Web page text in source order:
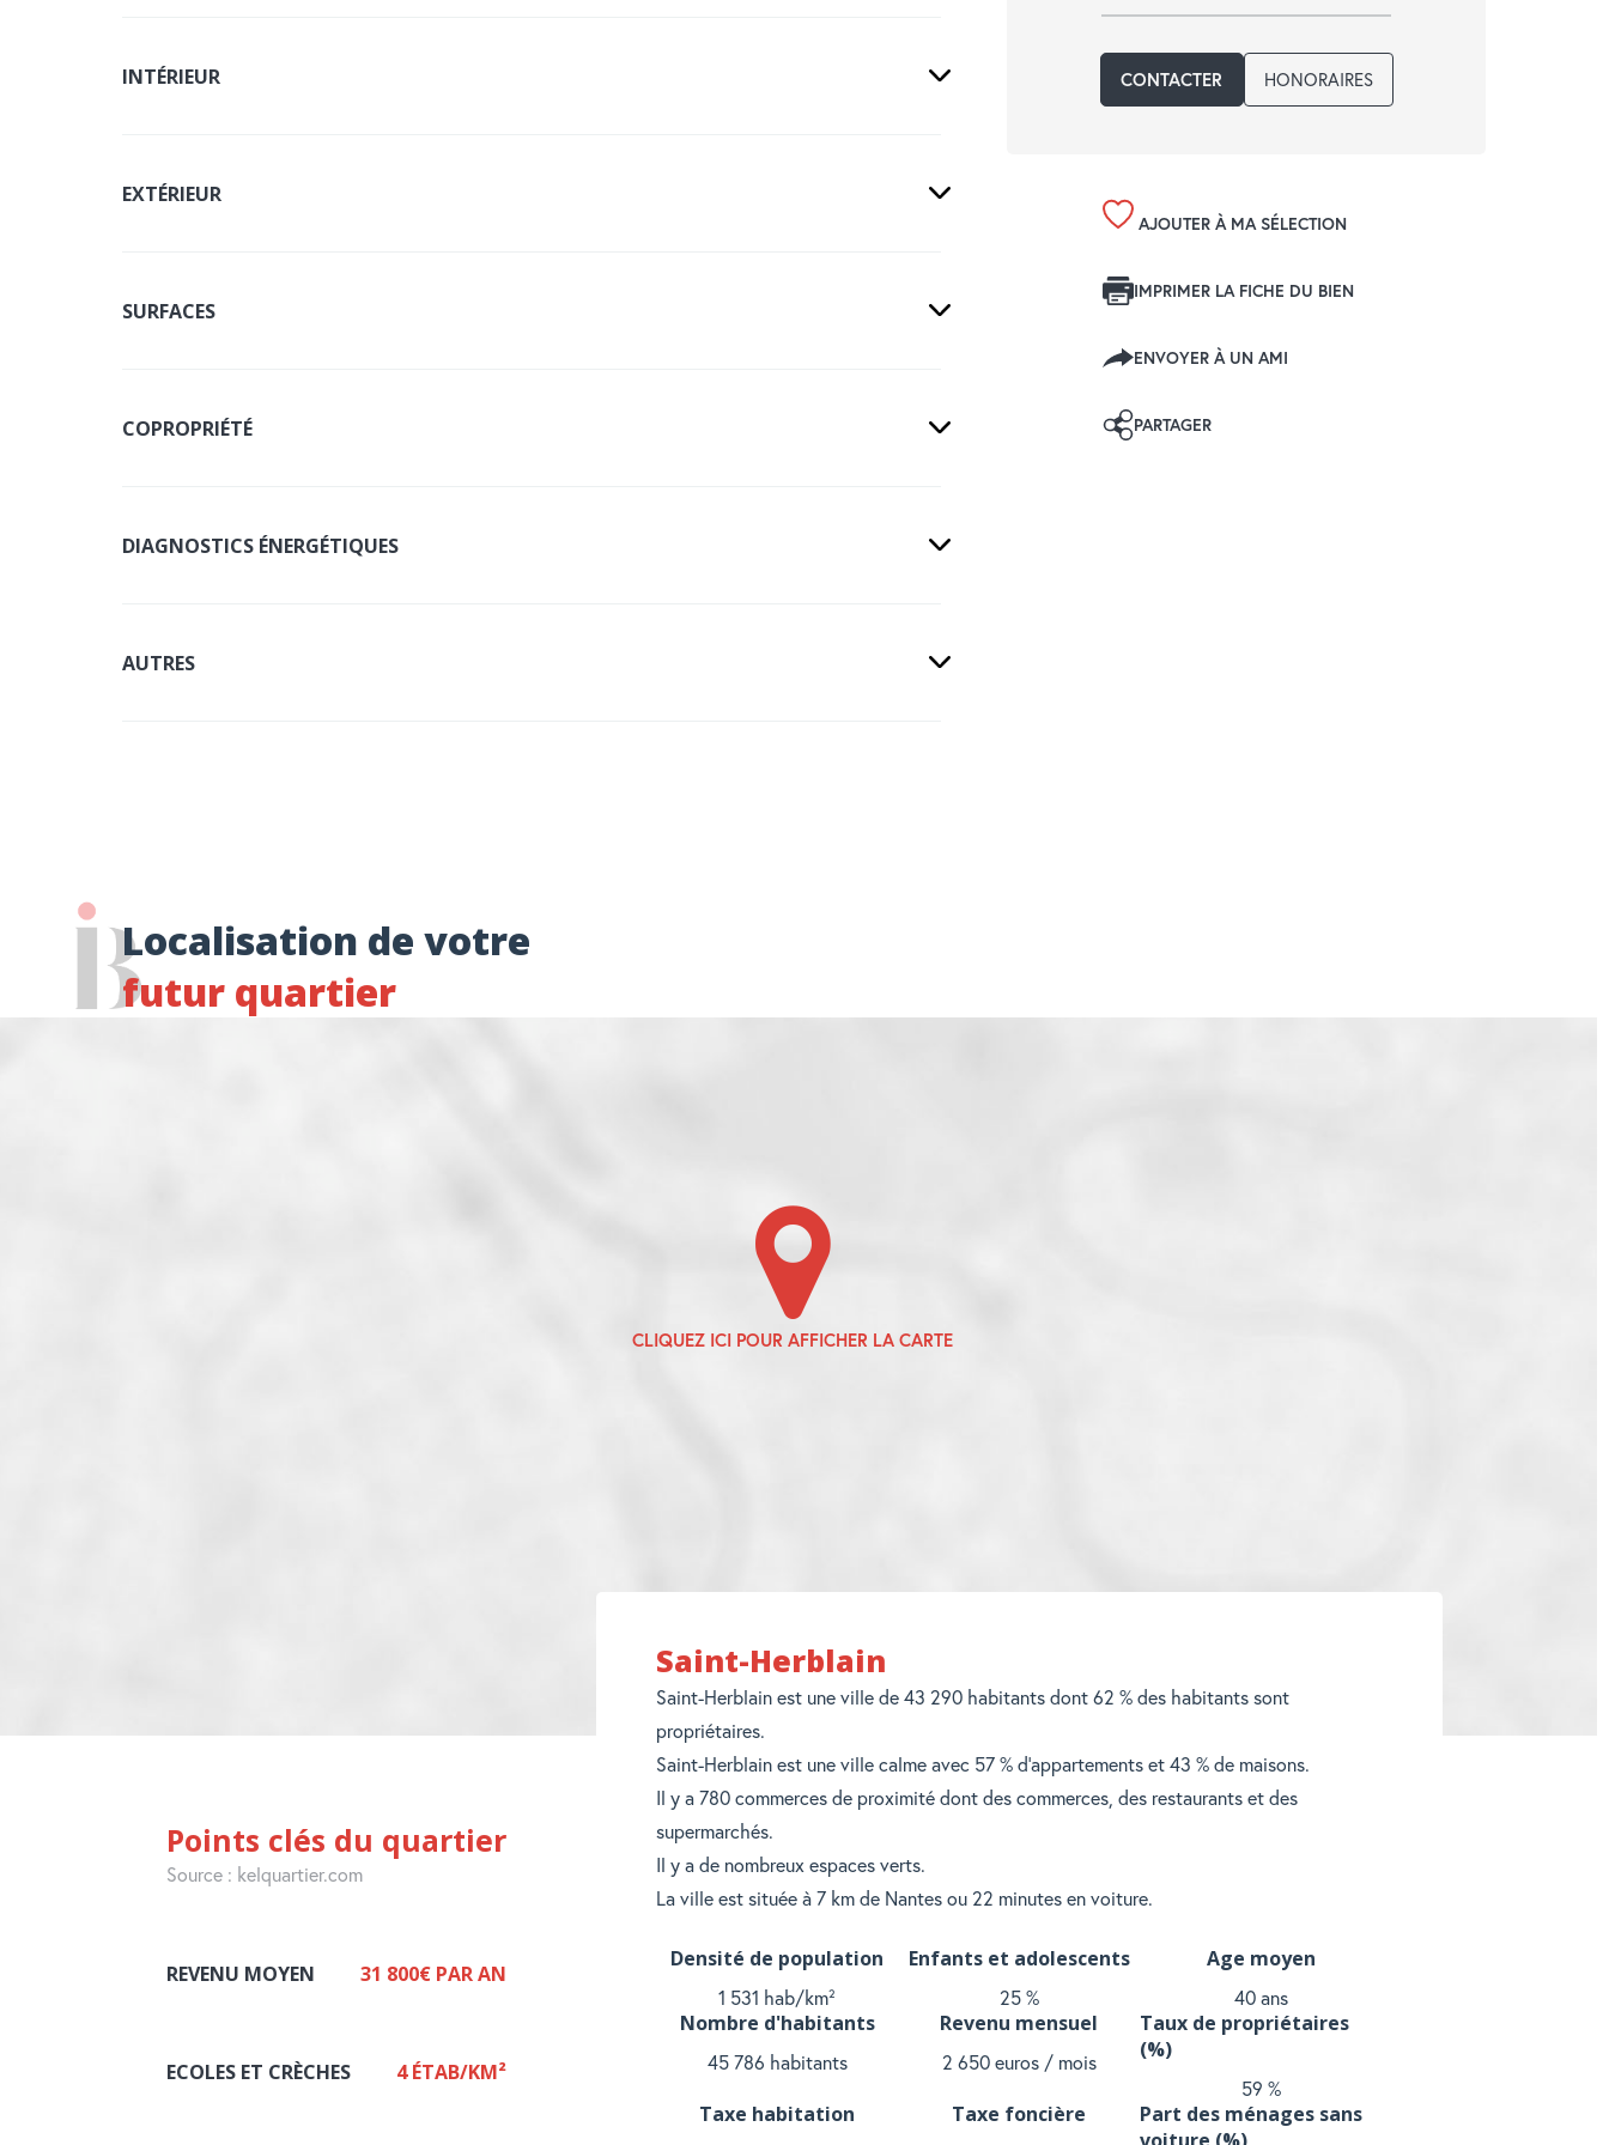
INTÉRIEUR
EXTÉRIEUR
SURFACES
COPROPRIÉTÉ
DIAGNOSTICS ÉNERGÉTIQUES
AUTRES
CONTACTER HONORAIRES
AJOUTER À MA SÉLECTION
IMPRIMER LA FICHE DU BIEN
ENVOYER À UN AMI
PARTAGER
Localisation de votre
futur quartier
Points clés du quartier
Source : kelquartier.com
REVENU MOYEN 31 800€ PAR AN
ECOLES ET CRÈCHES 4 ÉTAB/KM²
Saint-Herblain
Saint-Herblain est une ville de 43 290 habitants dont 62 % des habitants sont
propriétaires.
Saint-Herblain est une ville calme avec 57 % d'appartements et 43 % de maisons.
Il y a 780 commerces de proximité dont des commerces, des restaurants et des
supermarchés.
Il y a de nombreux espaces verts.
La ville est située à 7 km de Nantes ou 22 minutes en voiture.
Densité de population
1 531 hab/km²
Enfants et adolescents
25 %
Age moyen
40 ans
Nombre d'habitants
45 786 habitants
Revenu mensuel
2 650 euros / mois
Taux de propriétaires
(%)
59 %
Taxe habitation Taxe foncière
Part des ménages sans